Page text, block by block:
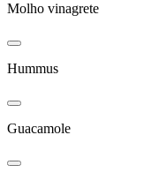
Molho vinagrete
Hummus
Guacamole